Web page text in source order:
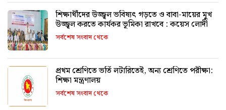
শিক্ষার্থীদের উজ্জ্বল ভবিষ্যৎ গড়তে ও বাবা-মায়ের মুখ
উজ্জ্বল করতে কার্যকর ভূমিকা রাখবে : কয়েস লোদী
সর্বশেষ সংবাদ থেকে
প্রথম শ্রেণিতে ভর্তি লটারিতেই, অন্য শ্রেণিতে পরীক্ষা:
শিক্ষা মন্ত্রণালয়
সর্বশেষ সংবাদ থেকে